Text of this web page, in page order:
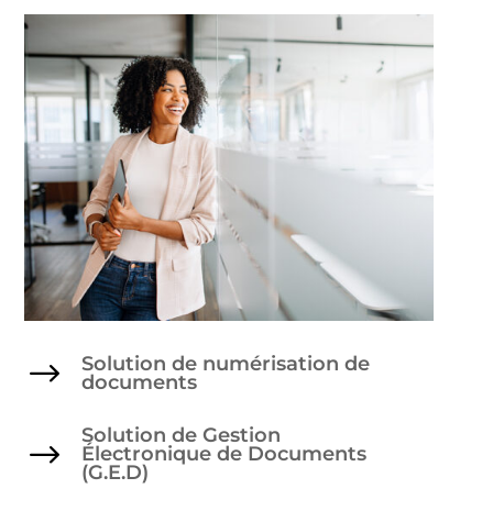
$
Solution de numérisation de
documents
$
Solution de Gestion
Électronique de Documents
(G.E.D)